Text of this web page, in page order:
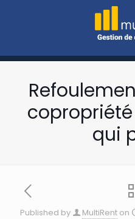
qui
Published by MultiRent on